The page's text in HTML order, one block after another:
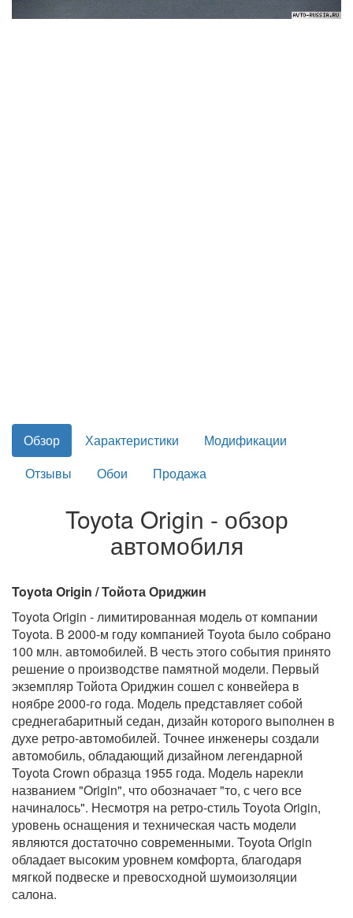
Обзор Характеристики
Модификации
Отзывы
Обои Продажа
Toyota Origin - обзор
автомобиля
Toyota Origin / Тойота Ориджин
Toyota Origin - лимитированная модель от компании
Toyota. В 2000-м году компанией Toyota было собрано
100 млн. автомобилей. В честь этого события принято
решение о производстве памятной модели. Первый
экземпляр Тойота Ориджин сошел с конвейера в
ноябре 2000-го года. Модель представляет собой
среднегабаритный седан, дизайн которого выполнен в
духе ретро-автомобилей. Точнее инженеры создали
автомобиль, обладающий дизайном легендарной
Toyota Crown образца 1955 года. Модель нарекли
названием "Origin", что обозначает "то, с чего все
начиналось". Несмотря на ретро-стиль Toyota Origin,
уровень оснащения и техническая часть модели
являются достаточно современными. Toyota Origin
обладает высоким уровнем комфорта, благодаря
мягкой подвеске и превосходной шумоизоляции
салона.